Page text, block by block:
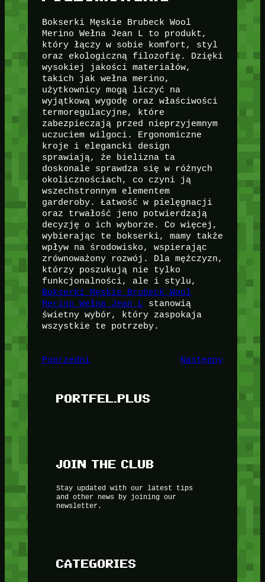
Bokserki Męskie Brubeck Wool
Merino Wełna Jean L to produkt,
który łączy w sobie komfort, styl
oraz ekologiczną filozofię. Dzięki
wysokiej jakości materiałów,
takich jak wełna merino,
użytkownicy mogą liczyć na
wyjątkową wygodę oraz właściwości
termoregulacyjne, które
zabezpieczają przed nieprzyjemnym
uczuciem wilgoci. Ergonomiczne
kroje i elegancki design
sprawiają, że bielizna ta
doskonale sprawdza się w różnych
okolicznościach, co czyni ją
wszechstronnym elementem
garderoby. Łatwość w pielęgnacji
oraz trwałość jeno potwierdzają
decyzję o ich wyborze. Co więcej,
wybierając te bokserki, mamy także
wpływ na środowisko, wspierając
zrównoważony rozwój. Dla mężczyzn,
którzy poszukują nie tylko
funkcjonalności, ale i stylu,
Bokserki Męskie Brubeck Wool
Merino Wełna Jean L stanowią
świetny wybór, który zaspokaja
wszystkie te potrzeby.
Poprzedni Następny
PORTFEL.PLUS
JOIN THE CLUB
Stay updated with our latest tips
and other news by joining our
newsletter.
CATEGORIES